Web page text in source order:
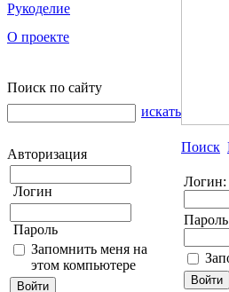
Рукоделие
О проекте
Поиск по сайту
искать
Авторизация
Логин
Пароль
Запомнить меня на
этом компьютере
Поиск
Логин: